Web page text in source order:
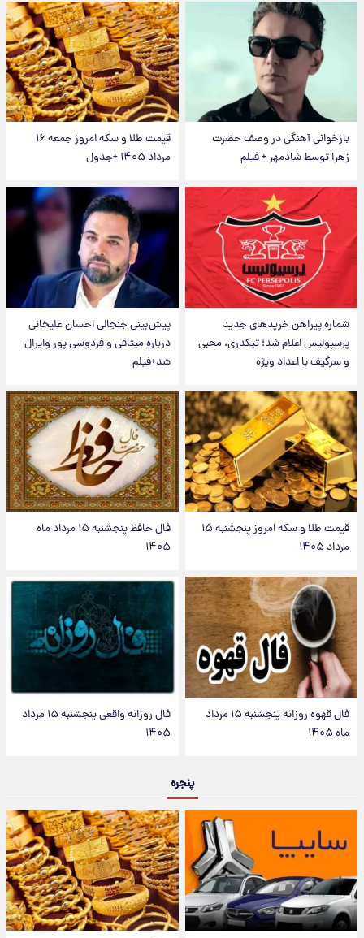
بازخوانی آهنگی در وصف حضرت
زهرا توسط شادمهر + فیلم
قیمت طلا و سکه امروز جمعه ۱۶
مرداد ۱۴۰۵ +جدول
شماره پیراهن خریدهای جدید
پرسپولیس اعلام شد؛ تیکدری، محبی
و سرگیف با اعداد ویژه
پیش‌بینی جنجالی احسان علیخانی
درباره میثاقی و فردوسی پور وایرال
شد+فیلم
قیمت طلا و سکه امروز پنجشنبه ۱۵
مرداد ۱۴۰۵
فال حافظ پنجشنبه ۱۵ مرداد ماه
۱۴۰۵
فال قهوه روزانه پنجشنبه ۱۵ مرداد
ماه ۱۴۰۵
فال روزانه واقعی پنجشنبه ۱۵ مرداد
۱۴۰۵
پنجره